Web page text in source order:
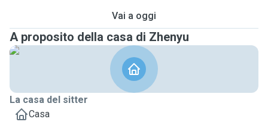
Vai a oggi
A proposito della casa di Zhenyu
La casa del sitter
Casa